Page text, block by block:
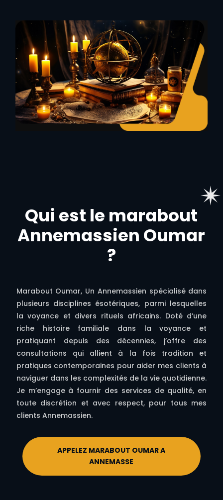
Qui est le marabout
Annemassien Oumar
?
Marabout Oumar, Un Annemassien spécialisé dans
plusieurs disciplines ésotériques, parmi lesquelles
la voyance et divers rituels africains. Doté d’une
riche histoire familiale dans la voyance et
pratiquant depuis des décennies, j’offre des
consultations qui allient à la fois tradition et
pratiques contemporaines pour aider mes clients à
naviguer dans les complexités de la vie quotidienne.
Je m’engage à fournir des services de qualité, en
toute discrétion et avec respect, pour tous mes
clients Annemassien.
APPELEZ MARABOUT OUMAR A
ANNEMASSE